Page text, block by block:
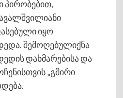
პირობებით,
იყო
შემოღებულიქნა
დახმარებისა და
„გმირი